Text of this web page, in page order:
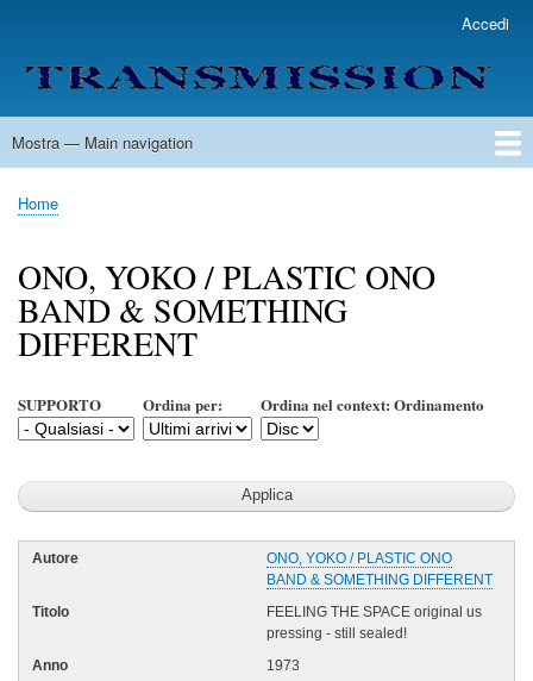
contenuto
principale
account
menu
Accedi
Main
Mostra — Main navigation
Home
Lista Autori
Contatti
Spedizione & Consegna
Legenda
Condizioni per l'uso
Briciole
pane
Home
ONO, YOKO / PLASTIC ONO
BAND & SOMETHING
DIFFERENT
SUPPORTO Ordina per: Ordina nel context: Ordinamento
ONO, YOKO / PLASTIC ONO
BAND & SOMETHING DIFFERENT
FEELING THE SPACE original us
pressing - still sealed!
1973